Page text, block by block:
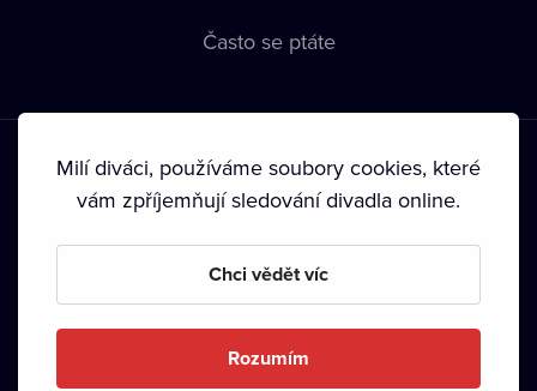
Často se ptáte
Podmínky používání • Ochrana soukromí • Zásady používání
• Autorská práva•
Milí diváci, používáme soubory cookies, které
vám zpříjemňují sledování divadla online.
Chci vědět víc
Rozumím